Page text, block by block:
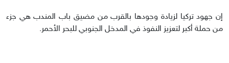
إن جهود تركيا لزيادة وجودها بالقرب من مضيق باب المندب هي جزء
من حملة أكبر لتعزيز النفوذ في المدخل الجنوبي للبحر الأحمر.